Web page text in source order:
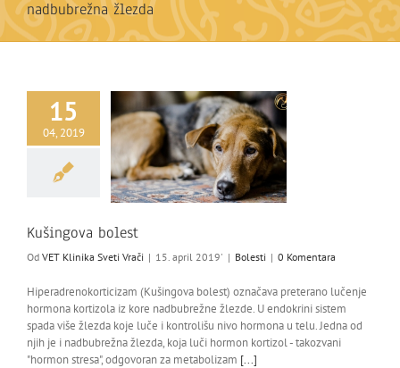
nadbubrežna žlezda
15
04, 2019
Kušingova bolest
Od VET Klinika Sveti Vrači | 15. april 2019' | Bolesti | 0 Komentara
Hiperadrenokorticizam (Kušingova bolest) označava preterano lučenje
hormona kortizola iz kore nadbubrežne žlezde. U endokrini sistem
spada više žlezda koje luče i kontrolišu nivo hormona u telu. Jedna od
njih je i nadbubrežna žlezda, koja luči hormon kortizol - takozvani
"hormon stresa", odgovoran za metabolizam [...]